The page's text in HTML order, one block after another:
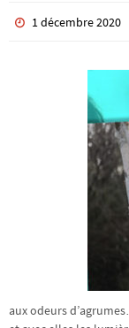
1 décembre 2020
aux odeurs